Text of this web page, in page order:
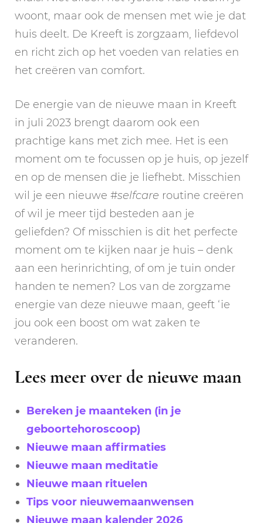
woont, maar ook de mensen met wie je dat
huis deelt. De Kreeft is zorgzaam, liefdevol
en richt zich op het voeden van relaties en
het creëren van comfort.
De energie van de nieuwe maan in Kreeft
in juli 2023 brengt daarom ook een
prachtige kans met zich mee. Het is een
moment om te focussen op je huis, op jezelf
en op de mensen die je liefhebt. Misschien
wil je een nieuwe #selfcare routine creëren
of wil je meer tijd besteden aan je
geliefden? Of misschien is dit het perfecte
moment om te kijken naar je huis – denk
aan een herinrichting, of om je tuin onder
handen te nemen? Los van de zorgzame
energie van deze nieuwe maan, geeft ‘ie
jou ook een boost om wat zaken te
veranderen.
Lees meer over de nieuwe maan
Bereken je maanteken (in je
geboortehoroscoop)
Nieuwe maan affirmaties
Nieuwe maan meditatie
Nieuwe maan rituelen
Tips voor nieuwemaanwensen
Nieuwe maan kalender 2026